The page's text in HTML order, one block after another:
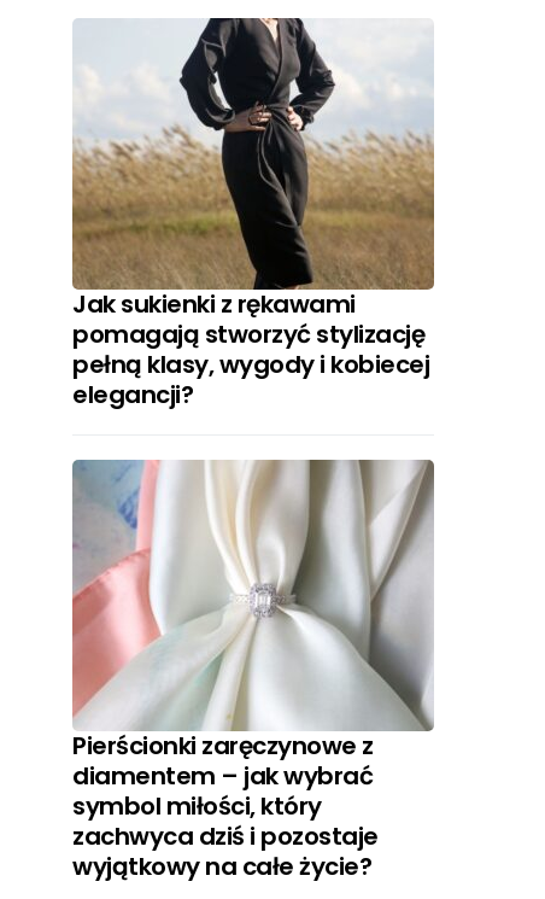
Jak sukienki z rękawami
pomagają stworzyć stylizację
pełną klasy, wygody i kobiecej
elegancji?
Pierścionki zaręczynowe z
diamentem – jak wybrać
symbol miłości, który
zachwyca dziś i pozostaje
wyjątkowy na całe życie?